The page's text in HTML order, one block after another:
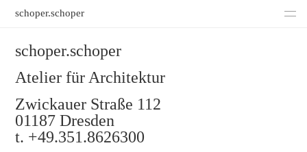
Impressum
schoper.schoper
schoper.schoper
Atelier für Architektur
Zwickauer Straße 112
01187 Dresden
t. +49.351.8626300